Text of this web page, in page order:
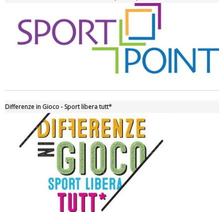
La formazione Uisp rallenta ma prosegue anche in estate
Tiziano Pesce nel Cda di Fondazione Terzjus: prima riunione a
Differenze in Gioco - Sport libera tutt*